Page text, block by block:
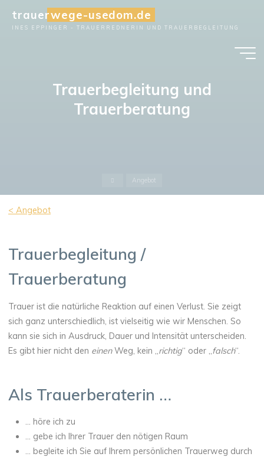
Inhalttrauerwege-usedom.de
INES EPPINGER - TRAUERREDNERIN UND TRAUERBEGLEITUNG
Trauerbegleitung und
Trauerberatung
StartseiteAngebot
< Angebot
Trauerbegleitung /
Trauerberatung
Trauer ist die natürliche Reaktion auf einen Verlust. Sie zeigt
sich ganz unterschiedlich, ist vielseitig wie wir Menschen. So
kann sie sich in Ausdruck, Dauer und Intensität unterscheiden.
Es gibt hier nicht den einenWeg, kein „richtig“ oder „falsch“.
Als Trauerberaterin …
… höre ich zu
… gebe ich Ihrer Trauer den nötigen Raum
… begleite ich Sie auf Ihrem persönlichen Trauerweg durch